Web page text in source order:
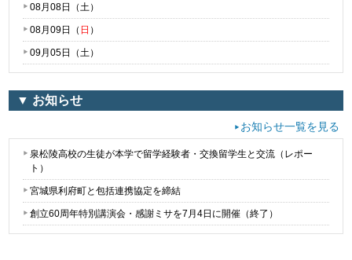
▼ お知らせ
お知らせ一覧を見る
泉松陵高校の生徒が本学で留学経験者・交換留学生と交流（レポー
ト）
宮城県利府町と包括連携協定を締結
創立60周年特別講演会・感謝ミサを7月4日に開催（終了）
08月08日（土）
08月09日（ 日 ）
09月05日（土）